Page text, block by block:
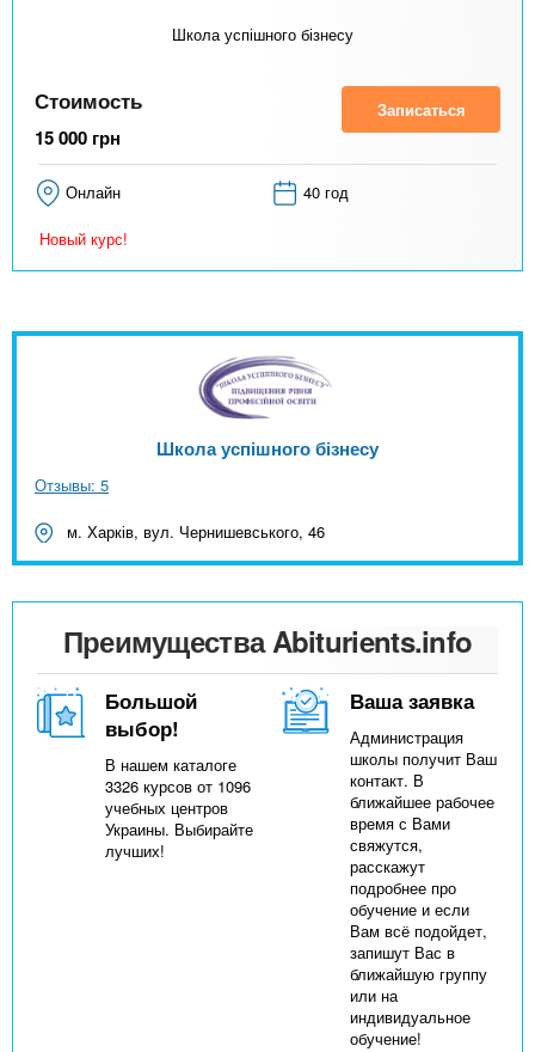
Школа успішного бізнесу
Стоимость
15 000 грн
Записаться
Онлайн 40 год
Новый курс!
Школа успішного бізнесу
Отзывы: 5
м. Харків, вул. Чернишевського, 46
Преимущества Abiturients.info
Большой
выбор!
В нашем каталоге
3326 курсов от 1096
учебных центров
Украины. Выбирайте
лучших!
Ваша заявка
Администрация
школы получит Ваш
контакт. В
ближайшее рабочее
время с Вами
свяжутся,
расскажут
подробнее про
обучение и если
Вам всё подойдет,
запишут Вас в
ближайшую группу
или на
индивидуальное
обучение!